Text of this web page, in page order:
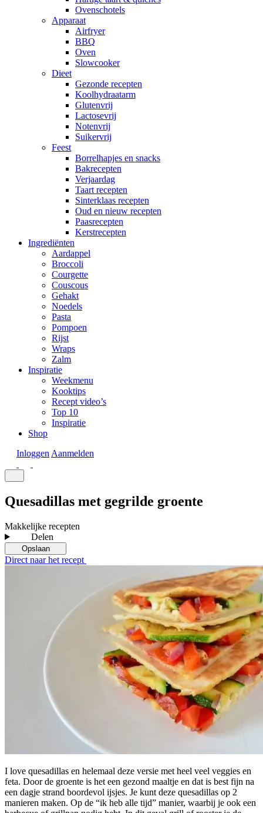
Ovenschotels
Apparaat
Airfryer
BBQ
Oven
Slowcooker
Dieet
Gezonde recepten
Koolhydraatarm
Glutenvrij
Lactosevrij
Notenvrij
Suikervrij
Feest
Borrelhapjes en snacks
Bakrecepten
Verjaardag
Taart recepten
Sinterklaas recepten
Oud en nieuw recepten
Paasrecepten
Kerstrecepten
Ingrediënten
Aardappel
Broccoli
Courgette
Couscous
Gehakt
Noedels
Pasta
Pompoen
Rijst
Wraps
Zalm
Inspiratie
Weekmenu
Kooktips
Recept video’s
Top 10
Inspiratie
Shop
Inloggen Aanmelden
Quesadillas met gegrilde groente
Makkelijke recepten
Delen
Opslaan
Direct naar het recept
I love quesadillas en helemaal deze versie met heel veel veggies en
feta. Door de groente is het een gezond maaltje en dat is best fijn na
een dagje strand boordevol ijsjes. Je kunt deze quesadillas op 2
manieren maken. Op de “ik heb alle tijd” manier, waarbij je ook een